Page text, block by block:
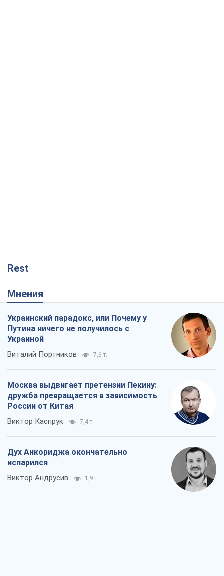
Rest
Мнения
Украинский парадокс, или Почему у
Путина ничего не получилось с
Украиной
Виталий Портников 7,6 т.
Москва выдвигает претензии Пекину:
дружба превращается в зависимость
России от Китая
Виктор Каспрук 7,4 т.
Дух Анкориджа окончательно
испарился
Виктор Андрусив 1,9 т.